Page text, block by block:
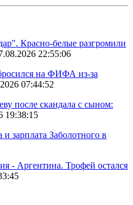
Красно-белые разгромили
22:55:06
на ФИФА из-за
07:44:52
после скандала с сыном:
19:38:15
зарплата Заболотного в
- Аргентина. Трофей остался